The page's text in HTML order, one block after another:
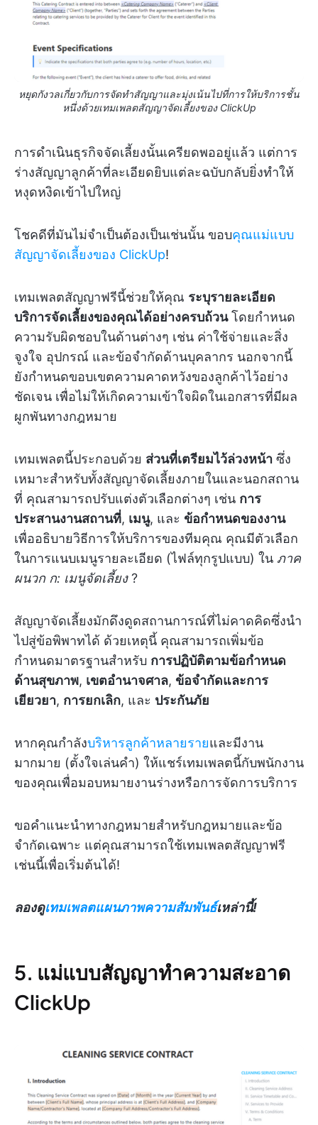
หยุดกังวลเกี่ยวกับการจัดทำสัญญาและมุ่งเน้นไปที่การให้บริการชั้น
หนึ่งด้วยเทมเพลตสัญญาจัดเลี้ยงของ ClickUp
การดำเนินธุรกิจจัดเลี้ยงนั้นเครียดพออยู่แล้ว แต่การ
ร่างสัญญาลูกค้าที่ละเอียดยิบแต่ละฉบับกลับยิ่งทำให้
หงุดหงิดเข้าไปใหญ่
โชคดีที่มันไม่จำเป็นต้องเป็นเช่นนั้น ขอบคุณแม่แบบ
สัญญาจัดเลี้ยงของ ClickUp!
เทมเพลตสัญญาฟรีนี้ช่วยให้คุณ ระบุรายละเอียด
บริการจัดเลี้ยงของคุณได้อย่างครบถ้วนโดยกำหนด
ความรับผิดชอบในด้านต่างๆ เช่น ค่าใช้จ่ายและสิ่ง
จูงใจ อุปกรณ์ และข้อจำกัดด้านบุคลากร นอกจากนี้
ยังกำหนดขอบเขตความคาดหวังของลูกค้าไว้อย่าง
ชัดเจน เพื่อไม่ให้เกิดความเข้าใจผิดในเอกสารที่มีผล
ผูกพันทางกฎหมาย
เทมเพลตนี้ประกอบด้วย ส่วนที่เตรียมไว้ล่วงหน้า ซึ่ง
เหมาะสำหรับทั้งสัญญาจัดเลี้ยงภายในและนอกสถาน
ที่ คุณสามารถปรับแต่งตัวเลือกต่างๆ เช่น การ
ประสานงานสถานที่, เมนู, และ ข้อกำหนดของงาน
เพื่ออธิบายวิธีการให้บริการของทีมคุณ คุณมีตัวเลือก
ในการแนบเมนูรายละเอียด (ไฟล์ทุกรูปแบบ) ใน ภาค
ผนวก ก: เมนูจัดเลี้ยง?
สัญญาจัดเลี้ยงมักดึงดูดสถานการณ์ที่ไม่คาดคิดซึ่งนำ
ไปสู่ข้อพิพาทได้ ด้วยเหตุนี้ คุณสามารถเพิ่มข้อ
กำหนดมาตรฐานสำหรับ การปฏิบัติตามข้อกำหนด
ด้านสุขภาพ, เขตอำนาจศาล, ข้อจำกัดและการ
เยียวยา, การยกเลิก, และ ประกันภัย
หากคุณกำลังบริหารลูกค้าหลายรายและมีงาน
มากมาย (ตั้งใจเล่นคำ) ให้แชร์เทมเพลตนี้กับพนักงาน
ของคุณเพื่อมอบหมายงานร่างหรือการจัดการบริการ
ขอคำแนะนำทางกฎหมายสำหรับกฎหมายและข้อ
จำกัดเฉพาะ แต่คุณสามารถใช้เทมเพลตสัญญาฟรี
เช่นนี้เพื่อเริ่มต้นได้!
ลองดูเทมเพลตแผนภาพความสัมพันธ์เหล่านี้!
5. แม่แบบสัญญาทำความสะอาด
ClickUp